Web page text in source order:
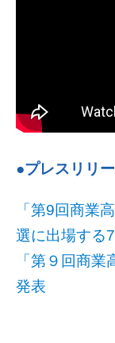
●プレスリリ
「第9回商業
選に出場する
「第９回商
発表